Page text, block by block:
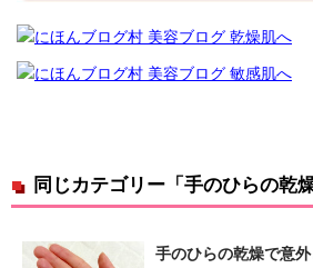
同じカテゴリー「手のひらの乾
手のひらの乾燥で意